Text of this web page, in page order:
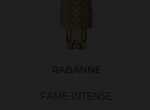
RABANNE
FAME INTENSE